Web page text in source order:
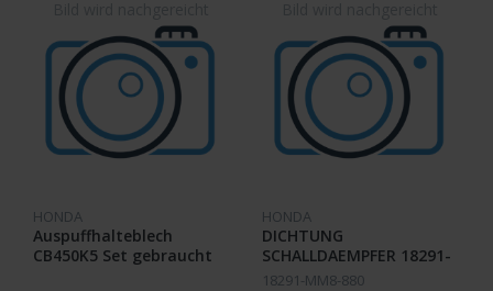
HONDA
Auspuffhalteblech
CB450K5 Set gebraucht
HONDA
DICHTUNG
SCHALLDAEMPFER 18291-
283-010 CB 450 K
18291-MM8-880